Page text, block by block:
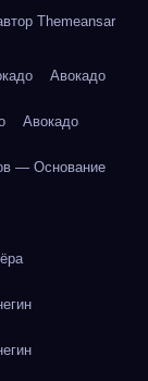
Themeansar
Авокадо
Авокадо
— Основание